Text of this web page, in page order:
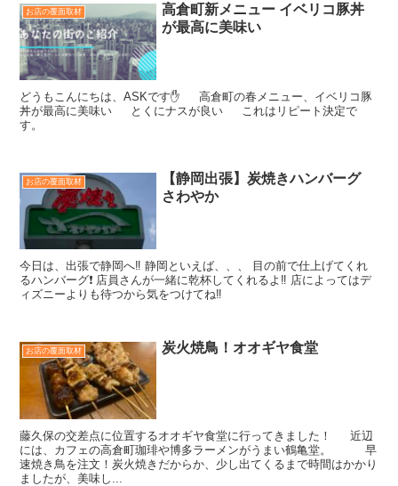
お店の覆面取材
高倉町新メニュー イベリコ豚丼
が最高に美味い
どうもこんにちは、ASKです✋ 高倉町の春メニュー、イベリコ豚
丼が最高に美味い とくにナスが良い これはリピート決定で
す。
お店の覆面取材
【静岡出張】炭焼きハンバーグ
さわやか
今日は、出張で静岡へ‼️ 静岡といえば、、、 目の前で仕上げてくれ
るハンバーグ❗️ 店員さんが一緒に乾杯してくれるよ‼️ 店によってはデ
ィズニーよりも待つから気をつけてね‼️
お店の覆面取材 炭火焼鳥！オオギヤ食堂
藤久保の交差点に位置するオオギヤ食堂に行ってきました！ 近辺
には、カフェの高倉町珈琲や博多ラーメンがうまい鶴亀堂。 早
速焼き鳥を注文！炭火焼きだからか、少し出てくるまで時間はかかり
ましたが、美味し...